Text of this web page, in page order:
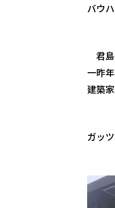
バウ
君
一昨
建築
ガッ